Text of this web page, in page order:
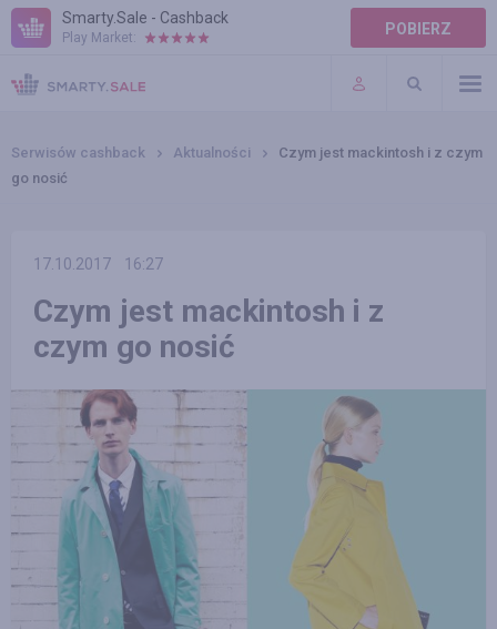
Smarty.Sale - Cashback
Play Market: POBIERZ
POMOC
WARUNKI
Serwisów cashback Aktualności
Czym jest mackintosh i z czym
go nosić
17.10.2017 16:27
Czym jest mackintosh i z
czym go nosić